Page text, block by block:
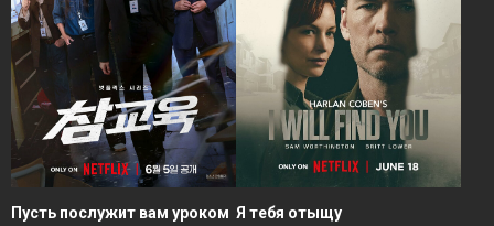
Пусть послужит вам уроком Я тебя отыщу